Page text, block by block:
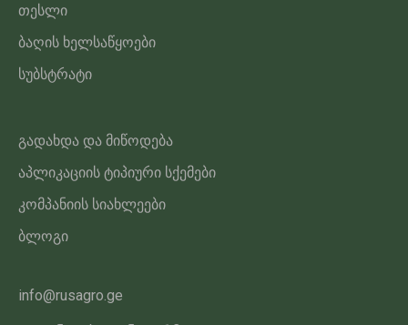
თესლი
ბაღის ხელსაწყოები
სუბსტრატი
გადახდა და მიწოდება
აპლიკაციის ტიპიური სქემები
კომპანიის სიახლეები
ბლოგი
info@rusagro.ge